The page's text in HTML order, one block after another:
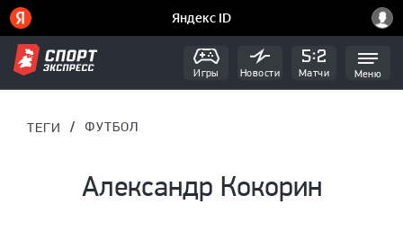
Игры Новости Матчи Меню
ТЕГИ / ФУТБОЛ
Александр Кокорин